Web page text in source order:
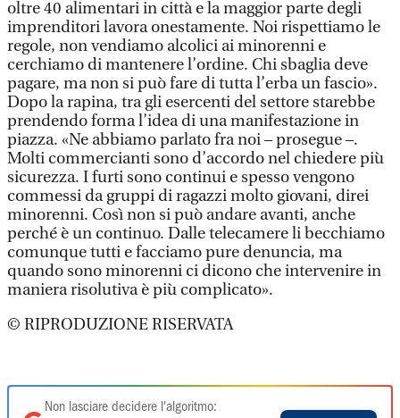
oltre 40 alimentari in città e la maggior parte degli
imprenditori lavora onestamente. Noi rispettiamo le
regole, non vendiamo alcolici ai minorenni e
cerchiamo di mantenere l’ordine. Chi sbaglia deve
pagare, ma non si può fare di tutta l’erba un fascio».
Dopo la rapina, tra gli esercenti del settore starebbe
prendendo forma l’idea di una manifestazione in
piazza. «Ne abbiamo parlato fra noi – prosegue –.
Molti commercianti sono d’accordo nel chiedere più
sicurezza. I furti sono continui e spesso vengono
commessi da gruppi di ragazzi molto giovani, direi
minorenni. Così non si può andare avanti, anche
perché è un continuo. Dalle telecamere li becchiamo
comunque tutti e facciamo pure denuncia, ma
quando sono minorenni ci dicono che intervenire in
maniera risolutiva è più complicato».
© RIPRODUZIONE RISERVATA
Non lasciare decidere l'algoritmo: